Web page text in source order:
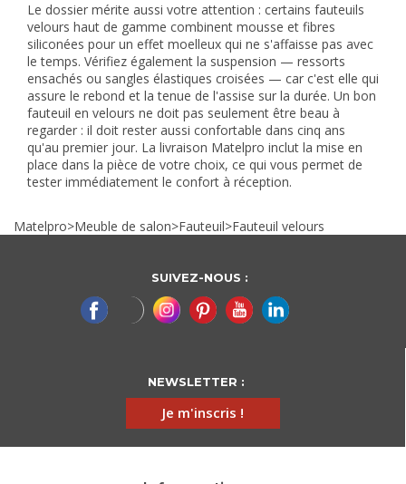
Le dossier mérite aussi votre attention : certains fauteuils
velours haut de gamme combinent mousse et fibres
siliconées pour un effet moelleux qui ne s'affaisse pas avec
le temps. Vérifiez également la suspension — ressorts
ensachés ou sangles élastiques croisées — car c'est elle qui
assure le rebond et la tenue de l'assise sur la durée. Un bon
fauteuil en velours ne doit pas seulement être beau à
regarder : il doit rester aussi confortable dans cinq ans
qu'au premier jour. La livraison Matelpro inclut la mise en
place dans la pièce de votre choix, ce qui vous permet de
tester immédiatement le confort à réception.
Matelpro>Meuble de salon>Fauteuil>Fauteuil velours
SUIVEZ-NOUS :
NEWSLETTER :
Je m'inscris !